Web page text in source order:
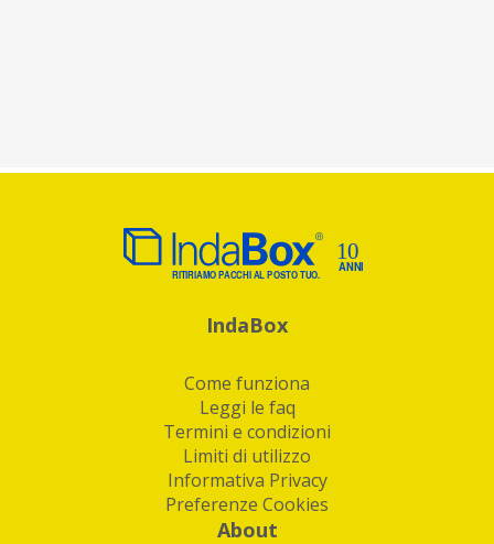
IndaBox
Come funziona
Leggi le faq
Termini e condizioni
Limiti di utilizzo
Informativa Privacy
Preferenze Cookies
About